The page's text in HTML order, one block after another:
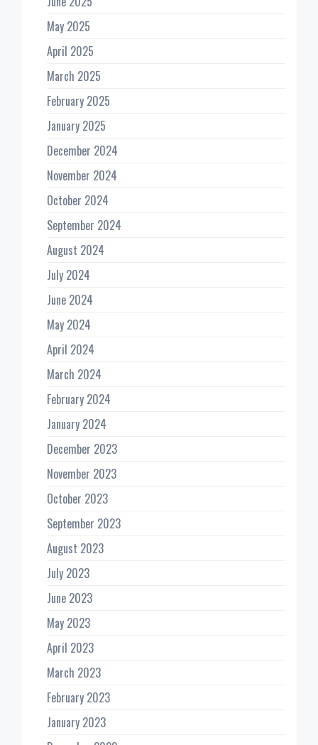
May 2025
April 2025
March 2025
February 2025
January 2025
December 2024
November 2024
October 2024
September 2024
August 2024
July 2024
June 2024
May 2024
April 2024
March 2024
February 2024
January 2024
December 2023
November 2023
October 2023
September 2023
August 2023
July 2023
June 2023
May 2023
April 2023
March 2023
February 2023
January 2023